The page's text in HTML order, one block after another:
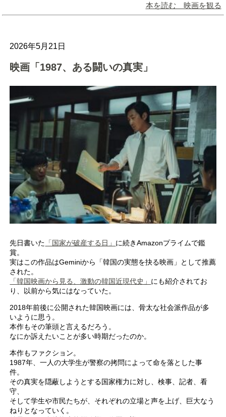
本を読む 映画を観る
2026年5月21日
映画「1987、ある闘いの真実」
先日書いた 「国家が破産する日」 に続きAmazonプライムで鑑
賞。
実はこの作品はGeminiから「韓国の実態を抉る映画」として推薦
された。
「韓国映画から見る、激動の韓国近現代史」 にも紹介されてお
り、以前から気にはなっていた。
2018年前後に公開された韓国映画には、骨太な社会派作品が多
いように思う。
本作もその筆頭と言えるだろう。
なにか訴えたいことが多い時期だったのか。
本作もファクション。
1987年、一人の大学生が警察の拷問によって命を落とした事
件。
その真実を隠蔽しようとする国家権力に対し、検事、記者、看
守、
そして学生や市民たちが、それぞれの立場と声を上げ、巨大なう
ねりとなっていく。